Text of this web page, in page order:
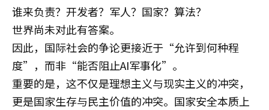
谁来负责？开发者？军人？国家？算法？
世界尚未对此有答案。
因此，国际社会的争论更接近于“允许到何种程
度”，而非“能否阻止AI军事化”。
重要的是，这不仅是理想主义与现实主义的冲突，
更是国家生存与民主价值的冲突。国家安全本质上